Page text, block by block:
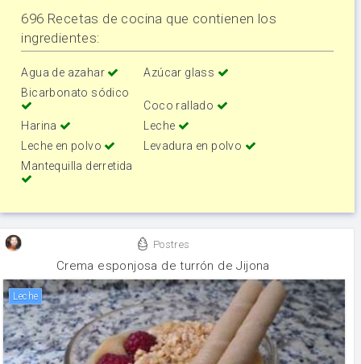
696 Recetas de cocina que contienen los
ingredientes:
Agua de azahar
Azúcar glass
Bicarbonato sódico
Coco rallado
Harina
Leche
Leche en polvo
Levadura en polvo
Mantequilla derretida
Postres
Crema esponjosa de turrón de Jijona
leche